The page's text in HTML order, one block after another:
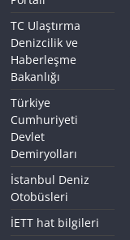
TC Ulaştırma
Denizcilik ve
Haberleşme
Bakanlığı
Türkiye
Cumhuriyeti
Devlet
Demiryolları
İstanbul Deniz
Otobüsleri
İETT hat bilgileri